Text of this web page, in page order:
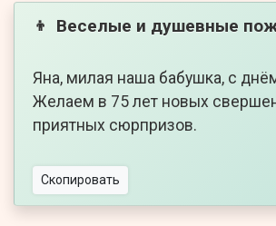
👦 Веселые и душевные
Яна, милая наша бабушка, с
Желаем в 75 лет новых
приятных сюрпризов.
Скопировать